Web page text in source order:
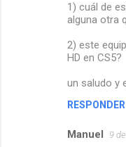
1) cuál de
alguna otra
2) este
HD en CS5?
un saludo y
RESPONDER
Manuel 9